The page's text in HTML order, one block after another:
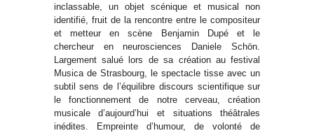
inclassable, un objet scénique et musical non
identifié, fruit de la rencontre entre le compositeur
et metteur en scène Benjamin Dupé et le
chercheur en neurosciences Daniele Schön.
Largement salué lors de sa création au festival
Musica de Strasbourg, le spectacle tisse avec un
subtil sens de l’équilibre discours scientifique sur
le fonctionnement de notre cerveau, création
musicale d’aujourd’hui et situations théâtrales
inédites. Empreinte d’humour, de volonté de